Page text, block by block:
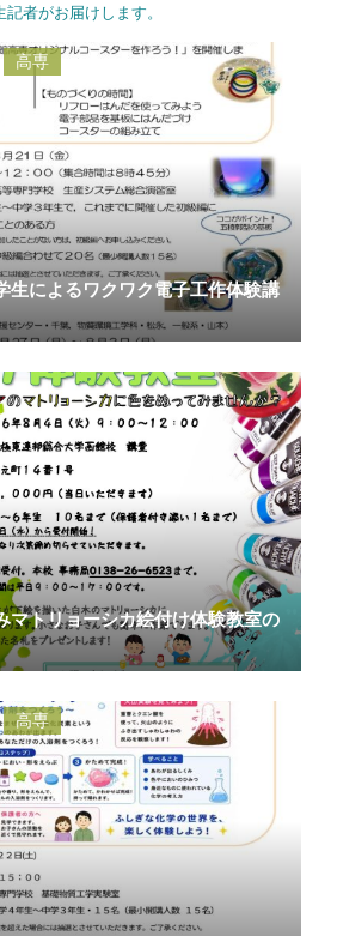
記者がお届けします。
生によるワクワク電子工作体験講
高専
マトリョーシカ絵付け体験教室の
高専